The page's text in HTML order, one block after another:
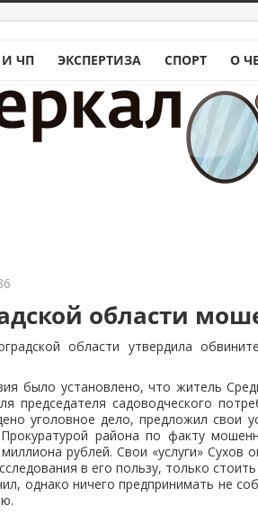
ЧП ЭКСПЕРТИЗА СПОРТ О
области
области утвердила
было установлено, что житель
председателя садоводческого
уголовное дело, предложил свои
района по факту
рублей. Свои «услуги» Сухов
в его пользу, только
однако ничего предпринимать не